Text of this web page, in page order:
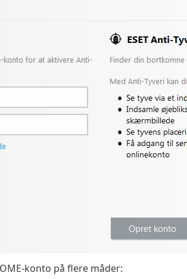
konto på flere måder: